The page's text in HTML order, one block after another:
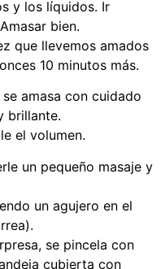
y los líquidos. Ir
bien.
que llevemos amados
10 minutos más.
amasa con cuidado
brillante.
el volumen.
un pequeño masaje y
un agujero en el
se pincela con
cubierta con